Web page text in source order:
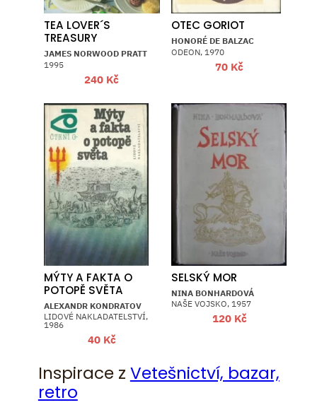
TEA LOVER´S
TREASURY
JAMES NORWOOD PRATT
1995
240 Kč
OTEC GORIOT
HONORÉ DE BALZAC
ODEON, 1970
70 Kč
MÝTY A FAKTA O
POTOPĚ SVĚTA
ALEXANDR KONDRATOV
LIDOVÉ NAKLADATELSTVÍ,
1986
40 Kč
SELSKÝ MOR
NINA BONHARDOVÁ
NAŠE VOJSKO, 1957
120 Kč
Inspirace z Vetešnictví, bazar,
retro